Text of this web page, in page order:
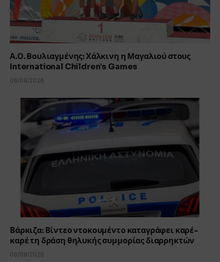
Α.Ο. Βουλιαγμένης: Χάλκινη η Μαγαλιού στους
International Children’s Games
06/08/2026
Βάρκιζα: Βίντεο ντοκουμέντο καταγράφει καρέ-
καρέ τη δράση θηλυκής συμμορίας διαρρηκτών
06/08/2026